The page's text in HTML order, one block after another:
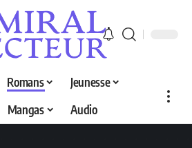
Romans
Jeunesse
Mangas Audio